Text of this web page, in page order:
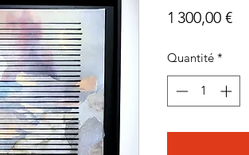
1 300,00 €Prix
Quantité *